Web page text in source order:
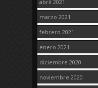
abril 2021
marzo 2021
febrero 2021
enero 2021
diciembre 2020
noviembre 2020